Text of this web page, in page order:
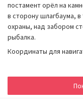
постамент орёл на
в сторону шлагбаума,
охраны, над забором
рыбалка.
Координаты для